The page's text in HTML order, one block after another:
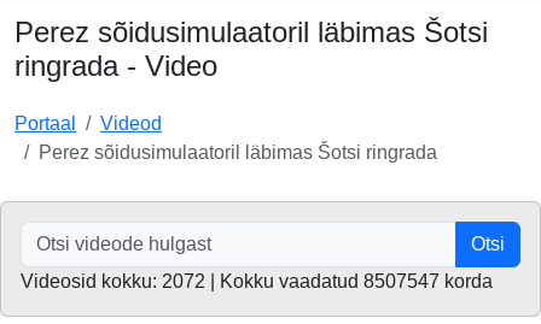
Perez sõidusimulaatoril läbimas Šotsi
ringrada - Video
Portaal
Videod
Perez sõidusimulaatoril läbimas Šotsi ringrada
Otsi
Videosid kokku: 2072 | Kokku vaadatud 8507547 korda